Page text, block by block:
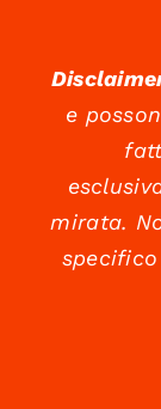
e
mirata.